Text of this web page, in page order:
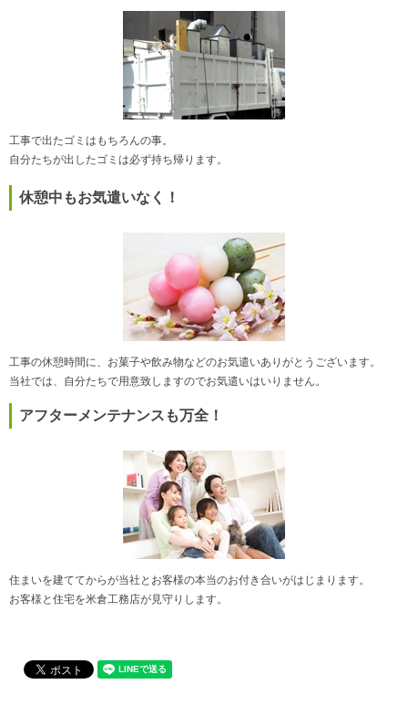
工事で出たゴミはもちろんの事。
自分たちが出したゴミは必ず持ち帰ります。
休憩中もお気遣いなく！
工事の休憩時間に、お菓子や飲み物などのお気遣いありがとうございます。
当社では、自分たちで用意致しますのでお気遣いはいりません。
アフターメンテナンスも万全！
住まいを建ててからが当社とお客様の本当のお付き合いがはじまります。
お客様と住宅を米倉工務店が見守りします。